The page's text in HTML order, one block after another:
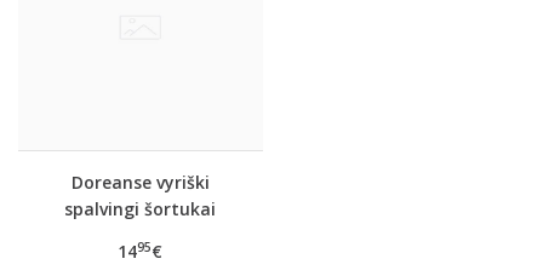
Doreanse vyriški
spalvingi šortukai
1495€